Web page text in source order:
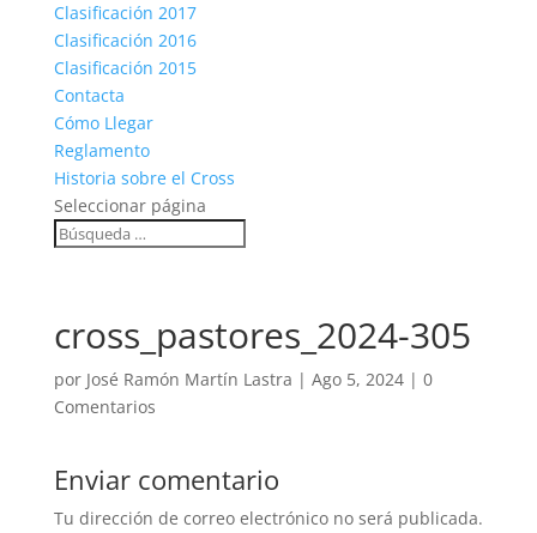
Clasificación 2017
Clasificación 2016
Clasificación 2015
Contacta
Cómo Llegar
Reglamento
Historia sobre el Cross
Seleccionar página
cross_pastores_2024-305
por José Ramón Martín Lastra | Ago 5, 2024| 0
Comentarios
Enviar comentario
Tu dirección de correo electrónico no será publicada.